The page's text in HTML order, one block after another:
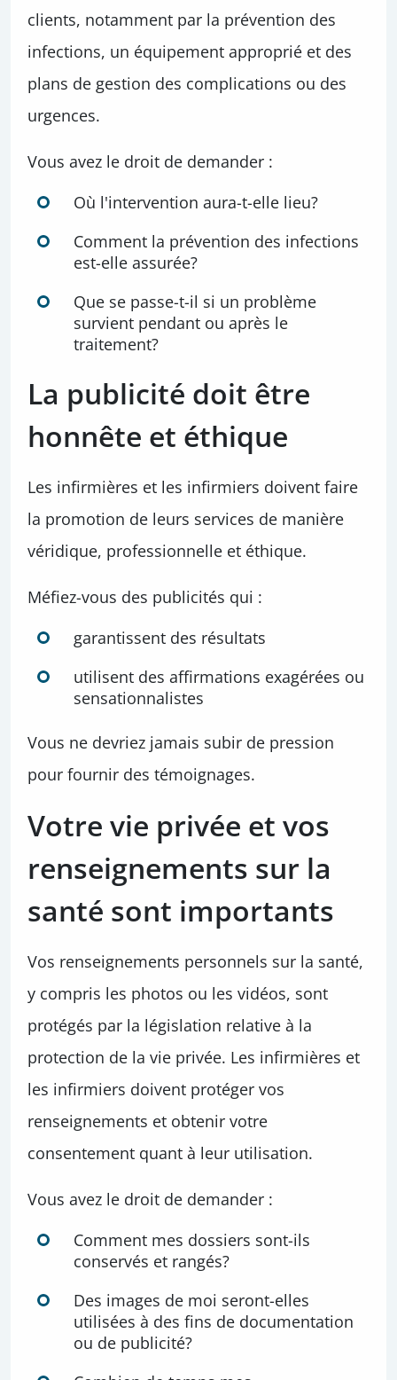
clients, notamment par la prévention des
infections, un équipement approprié et des
plans de gestion des complications ou des
urgences.
Vous avez le droit de demander :
Où l'intervention aura-t-elle lieu?
Comment la prévention des infections
est-elle assurée?
Que se passe-t-il si un problème
survient pendant ou après le
traitement?
La publicité doit être
honnête et éthique
Les infirmières et les infirmiers doivent faire
la promotion de leurs services de manière
véridique, professionnelle et éthique.
Méfiez-vous des publicités qui :
garantissent des résultats
utilisent des affirmations exagérées ou
sensationnalistes
Vous ne devriez jamais subir de pression
pour fournir des témoignages.
Votre vie privée et vos
renseignements sur la
santé sont importants
Vos renseignements personnels sur la santé,
y compris les photos ou les vidéos, sont
protégés par la législation relative à la
protection de la vie privée. Les infirmières et
les infirmiers doivent protéger vos
renseignements et obtenir votre
consentement quant à leur utilisation.
Vous avez le droit de demander :
Comment mes dossiers sont-ils
conservés et rangés?
Des images de moi seront-elles
utilisées à des fins de documentation
ou de publicité?